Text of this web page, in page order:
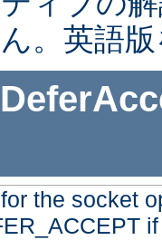
。英語
the socket